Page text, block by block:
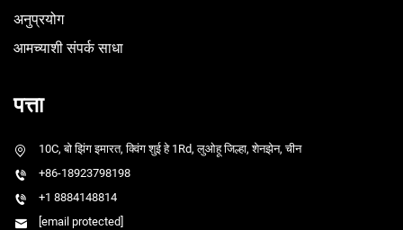
अनुप्रयोग
आमच्याशी संपर्क साधा
पत्ता
10C, बो झिंग इमारत, क्विंग शुई हे 1Rd, लुओहू जिल्हा, शेनझेन, चीन
+86-18923798198
+1 8884148814
[email protected]